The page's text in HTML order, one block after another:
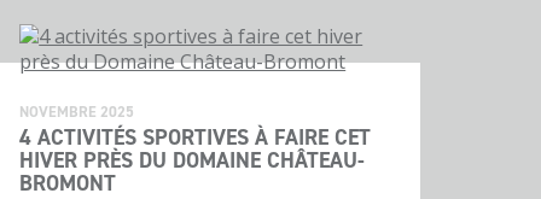
NOVEMBRE 2025
4 ACTIVITÉS SPORTIVES À FAIRE CET
HIVER PRÈS DU DOMAINE CHÂTEAU-
BROMONT